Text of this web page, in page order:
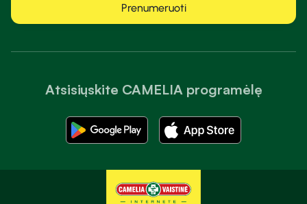
Atsisiųskite CAMELIA programėlę
Prenumeruoti